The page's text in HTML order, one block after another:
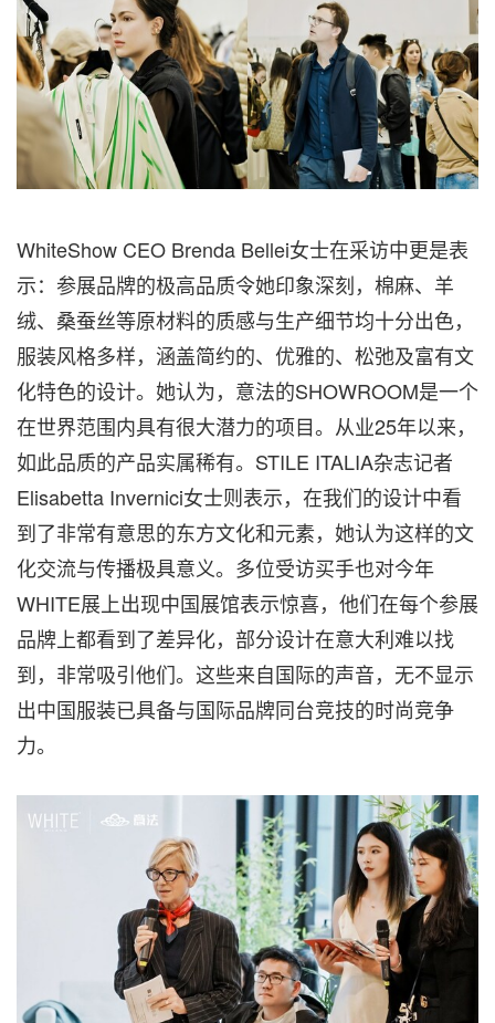
WhiteShow CEO Brenda Bellei女士在采访中更是表
示：参展品牌的极高品质令她印象深刻，棉麻、羊
绒、桑蚕丝等原材料的质感与生产细节均十分出色，
服装风格多样，涵盖简约的、优雅的、松弛及富有文
化特色的设计。她认为，意法的SHOWROOM是一个
在世界范围内具有很大潜力的项目。从业25年以来，
如此品质的产品实属稀有。STILE ITALIA杂志记者
Elisabetta Invernici女士则表示，在我们的设计中看
到了非常有意思的东方文化和元素，她认为这样的文
化交流与传播极具意义。多位受访买手也对今年
WHITE展上出现中国展馆表示惊喜，他们在每个参展
品牌上都看到了差异化，部分设计在意大利难以找
到，非常吸引他们。这些来自国际的声音，无不显示
出中国服装已具备与国际品牌同台竞技的时尚竞争
力。